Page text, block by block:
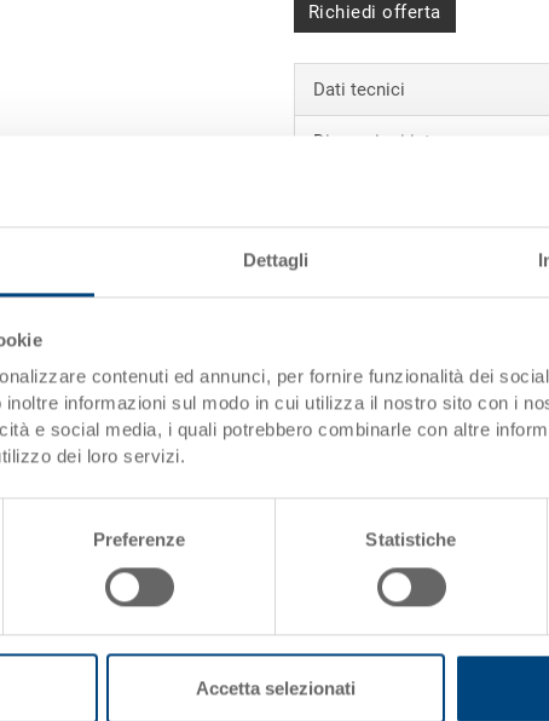
Dettagli
contenuti ed annunci, per fornire funzionalità dei
informazioni sul modo in cui utilizza il nostro sito con i
e social media, i quali potrebbero combinarle con altre
dei loro servizi.
Preferenze Statistiche
Accetta selezionati
Richiedi offerta
Dati tecnici
Dimensioni interne
Pareti laterali
Impugnature
500/450x310x145 mm,